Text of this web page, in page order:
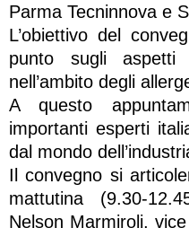
Parma Tecninnova e
L’obiettivo del
punto sugli
nell’ambito degli
A questo
importanti esperti
dal mondo
Il convegno si
mattutina (9.30-
Nelson Marmiroli,